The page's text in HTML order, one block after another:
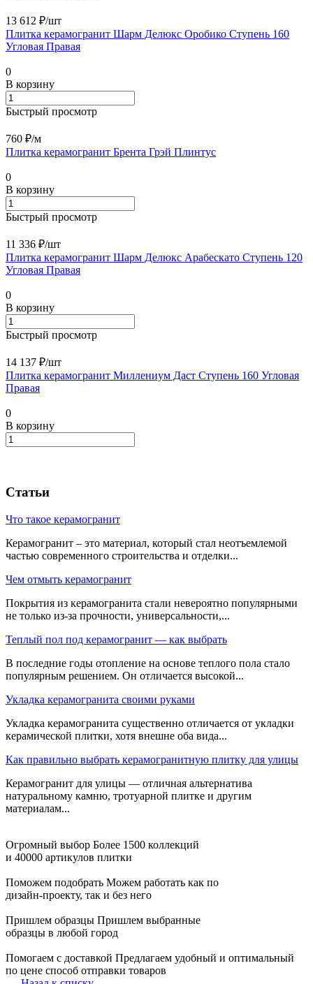
13 612 ₽/шт
Плитка керамогранит Шарм Делюкс Оробико Ступень 160
Угловая Правая
0
В корзину
Быстрый просмотр
760 ₽/м
Плитка керамогранит Брента Грэй Плинтус
0
В корзину
Быстрый просмотр
11 336 ₽/шт
Плитка керамогранит Шарм Делюкс Арабескато Ступень 120
Угловая Правая
0
В корзину
Быстрый просмотр
14 137 ₽/шт
Плитка керамогранит Миллениум Даст Ступень 160 Угловая
Правая
0
В корзину
Статьи
Что такое керамогранит
Керамогранит – это материал, который стал неотъемлемой
частью современного строительства и отделки...
Чем отмыть керамогранит
Покрытия из керамогранита стали невероятно популярными
не только из-за прочности, универсальности,...
Теплый пол под керамогранит — как выбрать
В последние годы отопление на основе теплого пола стало
популярным решением. Он отличается высокой...
Укладка керамогранита своими руками
Укладка керамогранита существенно отличается от укладки
керамической плитки, хотя внешне оба вида...
Как правильно выбрать керамогранитную плитку для улицы
Керамогранит для улицы — отличная альтернатива
натуральному камню, тротуарной плитке и другим
материалам...
Огромный выбор Более 1500 коллекций
и 40000 артикулов плитки
Поможем подобрать Можем работать как по
дизайн-проекту, так и без него
Пришлем образцы Пришлем выбранные
образцы в любой город
Помогаем с доставкой Предлагаем удобный и оптимальный
по цене способ отправки товаров